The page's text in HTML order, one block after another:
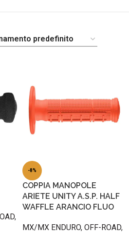
,
-8%
COPPIA MANOPOLE
ARIETE UNITY A.S.P. HALF
WAFFLE ARANCIO FLUO
MX/MX ENDURO, OFF-ROAD,